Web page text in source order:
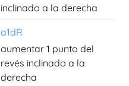
inclinado a la derecha
a1dR
aumentar 1 punto del
revés inclinado a la
derecha